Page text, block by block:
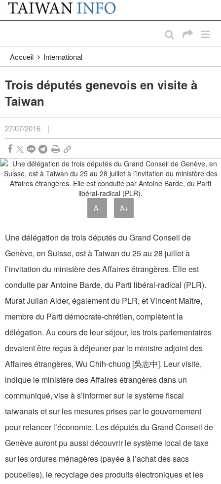
Passer au contenu principal
:::
Accueil International
Trois députés genevois en visite à
Taiwan
27/07/2016 |
A- A+
Une délégation de trois députés du Grand Conseil de
Genève, en Suisse, est à Taiwan du 25 au 28 juillet à
l’invitation du ministère des Affaires étrangères. Elle est
conduite par Antoine Barde, du Parti libéral-radical (PLR).
Murat Julian Alder, également du PLR, et Vincent Maître,
membre du Parti démocrate-chrétien, complètent la
délégation. Au cours de leur séjour, les trois parlementaires
devaient être reçus à déjeuner par le ministre adjoint des
Affaires étrangères, Wu Chih-chung [吳志中]. Leur visite,
indique le ministère des Affaires étrangères dans un
communiqué, vise à s’informer sur le système fiscal
taiwanais et sur les mesures prises par le gouvernement
pour relancer l’économie. Les députés du Grand Conseil de
Genève auront pu aussi découvrir le système local de taxe
sur les ordures ménagères (payée à l’achat des sacs
poubelles), le recyclage des produits électroniques et les